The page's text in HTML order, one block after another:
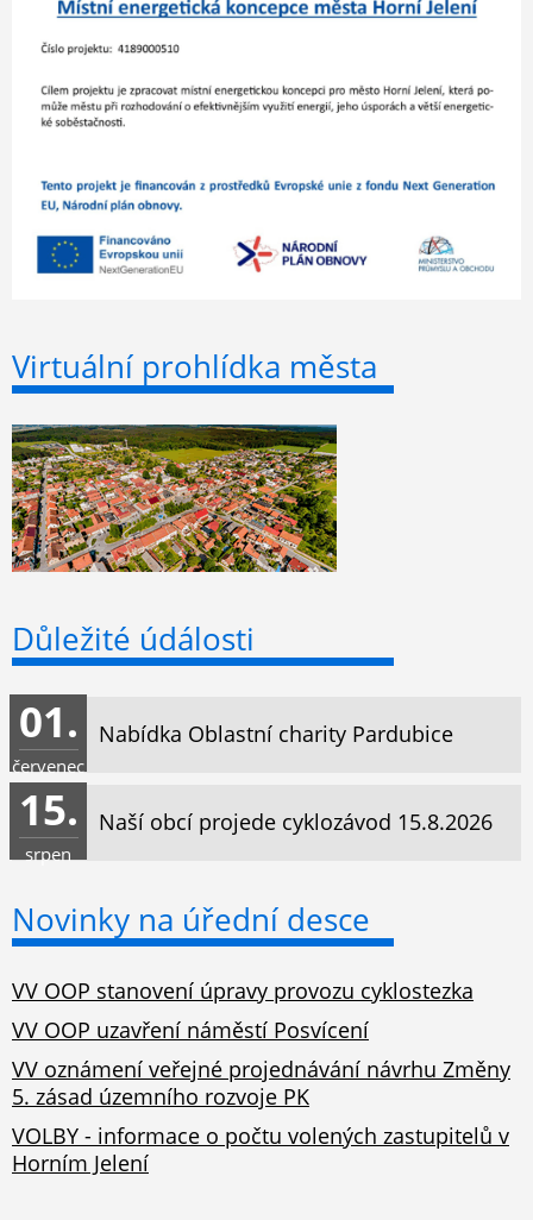
Virtuální prohlídka města
Důležité údálosti
Nabídka Oblastní charity Pardubice
01.
červenec
Naší obcí projede cyklozávod 15.8.2026
15.
srpen
Novinky na úřední desce
VV OOP stanovení úpravy provozu cyklostezka
VV OOP uzavření náměstí Posvícení
VV oznámení veřejné projednávání návrhu Změny
5. zásad územního rozvoje PK
VOLBY - informace o počtu volených zastupitelů v
Horním Jelení